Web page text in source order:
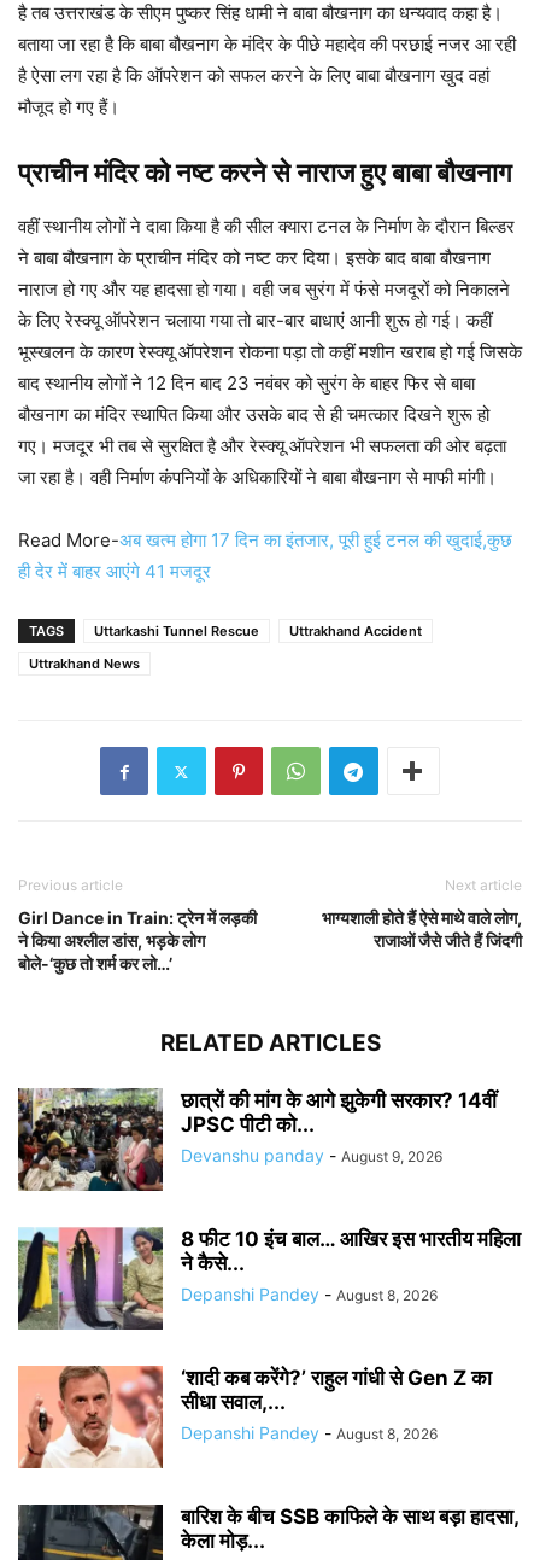
है तब उत्तराखंड के सीएम पुष्कर सिंह धामी ने बाबा बौखनाग का धन्यवाद कहा है।
बताया जा रहा है कि बाबा बौखनाग के मंदिर के पीछे महादेव की परछाई नजर आ रही
है ऐसा लग रहा है कि ऑपरेशन को सफल करने के लिए बाबा बौखनाग खुद वहां
मौजूद हो गए हैं।
प्राचीन मंदिर को नष्ट करने से नाराज हुए बाबा बौखनाग
वहीं स्थानीय लोगों ने दावा किया है की सील क्यारा टनल के निर्माण के दौरान बिल्डर
ने बाबा बौखनाग के प्राचीन मंदिर को नष्ट कर दिया। इसके बाद बाबा बौखनाग
नाराज हो गए और यह हादसा हो गया। वही जब सुरंग में फंसे मजदूरों को निकालने
के लिए रेस्क्यू ऑपरेशन चलाया गया तो बार-बार बाधाएं आनी शुरू हो गई। कहीं
भूस्खलन के कारण रेस्क्यू ऑपरेशन रोकना पड़ा तो कहीं मशीन खराब हो गई जिसके
बाद स्थानीय लोगों ने 12 दिन बाद 23 नवंबर को सुरंग के बाहर फिर से बाबा
बौखनाग का मंदिर स्थापित किया और उसके बाद से ही चमत्कार दिखने शुरू हो
गए। मजदूर भी तब से सुरक्षित है और रेस्क्यू ऑपरेशन भी सफलता की ओर बढ़ता
जा रहा है। वही निर्माण कंपनियों के अधिकारियों ने बाबा बौखनाग से माफी मांगी।
Read More-अब खत्म होगा 17 दिन का इंतजार, पूरी हुई टनल की खुदाई,कुछ
ही देर में बाहर आएंगे 41 मजदूर
TAGS Uttarkashi Tunnel Rescue
Uttrakhand Accident
Uttrakhand News
Previous article
Girl Dance in Train: ट्रेन में लड़की
ने किया अश्लील डांस, भड़के लोग
बोले-‘कुछ तो शर्म कर लो…’
Next article
भाग्यशाली होते हैं ऐसे माथे वाले लोग,
राजाओं जैसे जीते हैं जिंदगी
RELATED ARTICLES
छात्रों की मांग के आगे झुकेगी सरकार? 14वीं
JPSC पीटी को...
Devanshu panday - August 9, 2026
8 फीट 10 इंच बाल… आखिर इस भारतीय महिला
ने कैसे...
Depanshi Pandey - August 8, 2026
‘शादी कब करेंगे?’ राहुल गांधी से Gen Z का
सीधा सवाल,...
Depanshi Pandey - August 8, 2026
बारिश के बीच SSB काफिले के साथ बड़ा हादसा,
केला मोड़...